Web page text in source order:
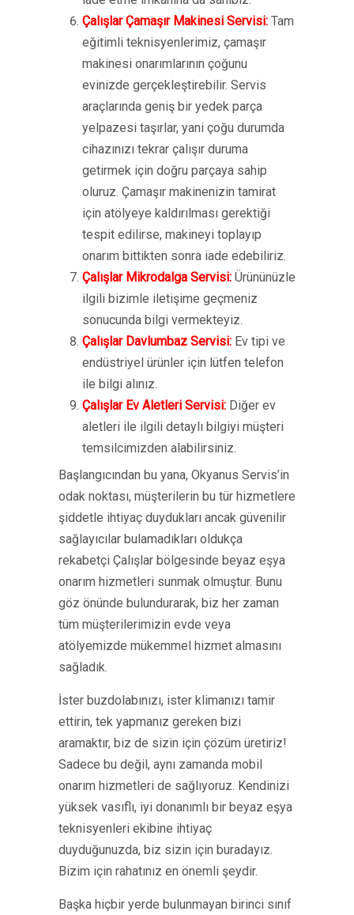
Çalışlar Çamaşır Makinesi Servisi: Tam
eğitimli teknisyenlerimiz, çamaşır
makinesi onarımlarının çoğunu
evinizde gerçekleştirebilir. Servis
araçlarında geniş bir yedek parça
yelpazesi taşırlar, yani çoğu durumda
cihazınızı tekrar çalışır duruma
getirmek için doğru parçaya sahip
oluruz. Çamaşır makinenizin tamirat
için atölyeye kaldırılması gerektiği
tespit edilirse, makineyi toplayıp
onarım bittikten sonra iade edebiliriz.
Çalışlar Mikrodalga Servisi: Ürününüzle
ilgili bizimle iletişime geçmeniz
sonucunda bilgi vermekteyiz.
Çalışlar Davlumbaz Servisi: Ev tipi ve
endüstriyel ürünler için lütfen telefon
ile bilgi alınız.
Çalışlar Ev Aletleri Servisi: Diğer ev
aletleri ile ilgili detaylı bilgiyi müşteri
temsilcimizden alabilirsiniz.
Başlangıcından bu yana, Okyanus Servis’in
odak noktası, müşterilerin bu tür hizmetlere
şiddetle ihtiyaç duydukları ancak güvenilir
sağlayıcılar bulamadıkları oldukça
rekabetçi Çalışlar bölgesinde beyaz eşya
onarım hizmetleri sunmak olmuştur. Bunu
göz önünde bulundurarak, biz her zaman
tüm müşterilerimizin evde veya
atölyemizde mükemmel hizmet almasını
sağladık.
İster buzdolabınızı, ister klimanızı tamir
ettirin, tek yapmanız gereken bizi
aramaktır, biz de sizin için çözüm üretiriz!
Sadece bu değil, aynı zamanda mobil
onarım hizmetleri de sağlıyoruz. Kendinizi
yüksek vasıflı, iyi donanımlı bir beyaz eşya
teknisyenleri ekibine ihtiyaç
duyduğunuzda, biz sizin için buradayız.
Bizim için rahatınız en önemli şeydir.
Başka hiçbir yerde bulunmayan birinci sınıf